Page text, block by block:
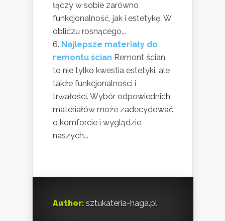
łączy w sobie zarówno
funkcjonalność, jak i estetykę. W
obliczu rosnącego...
Najlepsze materiały do
remontu ścian Remont ścian
to nie tylko kwestia estetyki, ale
także funkcjonalności i
trwałości. Wybór odpowiednich
materiałów może zadecydować
o komforcie i wyglądzie
naszych...
Author: sztukateria-haga.pl